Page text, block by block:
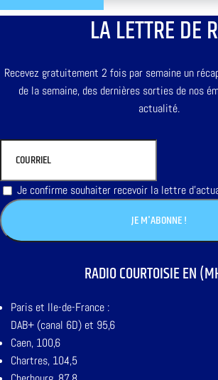
LA LETTRE DE
Recevez gratuitement 2 fois par semaine un
de la semaine, des dernières sorties de nos
actualité.
Je confirme souhaiter recevoir la lettre
RADIO COURTOISIE EN
Paris et Ile-de-France :
DAB+ (canal 6D) et 95,6
Caen, 100,6
Chartres, 104,5